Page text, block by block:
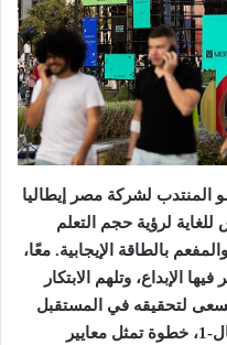
المنتدب لشركة مصر إيطاليا
لرؤية حجم التعلم
بالطاقة الإيجابية. معًا،
الإبداع، وتلهم الابتكار
لتحقيقه في المستقبل
من خلال مفهومنا المشترك في راديكال-1، خطوة تمثل معايير